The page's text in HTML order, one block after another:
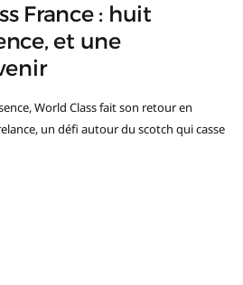
France : huit
et une
World Class fait son retour en
un défi autour du scotch qui casse